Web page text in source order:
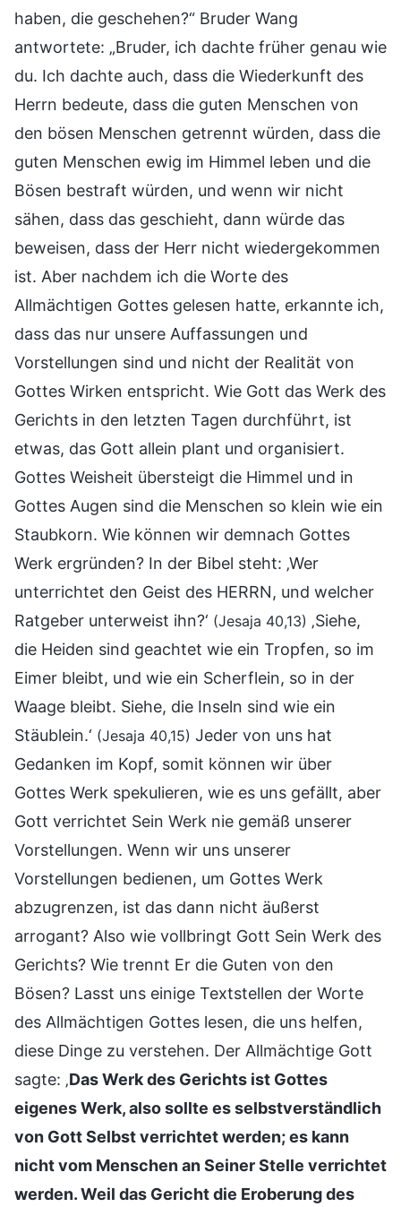
haben, die geschehen?“ Bruder Wang
antwortete: „Bruder, ich dachte früher genau wie
du. Ich dachte auch, dass die Wiederkunft des
Herrn bedeute, dass die guten Menschen von
den bösen Menschen getrennt würden, dass die
guten Menschen ewig im Himmel leben und die
Bösen bestraft würden, und wenn wir nicht
sähen, dass das geschieht, dann würde das
beweisen, dass der Herr nicht wiedergekommen
ist. Aber nachdem ich die Worte des
Allmächtigen Gottes gelesen hatte, erkannte ich,
dass das nur unsere Auffassungen und
Vorstellungen sind und nicht der Realität von
Gottes Wirken entspricht. Wie Gott das Werk des
Gerichts in den letzten Tagen durchführt, ist
etwas, das Gott allein plant und organisiert.
Gottes Weisheit übersteigt die Himmel und in
Gottes Augen sind die Menschen so klein wie ein
Staubkorn. Wie können wir demnach Gottes
Werk ergründen? In der Bibel steht: ‚Wer
unterrichtet den Geist des HERRN, und welcher
Ratgeber unterweist ihn?‘ (Jesaja 40,13) ‚Siehe,
die Heiden sind geachtet wie ein Tropfen, so im
Eimer bleibt, und wie ein Scherflein, so in der
Waage bleibt. Siehe, die Inseln sind wie ein
Stäublein.‘ (Jesaja 40,15) Jeder von uns hat
Gedanken im Kopf, somit können wir über
Gottes Werk spekulieren, wie es uns gefällt, aber
Gott verrichtet Sein Werk nie gemäß unserer
Vorstellungen. Wenn wir uns unserer
Vorstellungen bedienen, um Gottes Werk
abzugrenzen, ist das dann nicht äußerst
arrogant? Also wie vollbringt Gott Sein Werk des
Gerichts? Wie trennt Er die Guten von den
Bösen? Lasst uns einige Textstellen der Worte
des Allmächtigen Gottes lesen, die uns helfen,
diese Dinge zu verstehen. Der Allmächtige Gott
sagte: ‚Das Werk des Gerichts ist Gottes
eigenes Werk, also sollte es selbstverständlich
von Gott Selbst verrichtet werden; es kann
nicht vom Menschen an Seiner Stelle verrichtet
werden. Weil das Gericht die Eroberung des